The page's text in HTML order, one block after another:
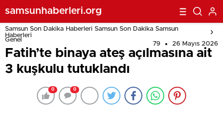
samsunhaberleri.org
Samsun Son Dakika Haberleri Samsun Son Dakika Samsun
Haberleri
Genel
79 26 Mayıs 2026
Fatih’te binaya ateş açılmasına ait
3 kuşkulu tutuklandı
0 0